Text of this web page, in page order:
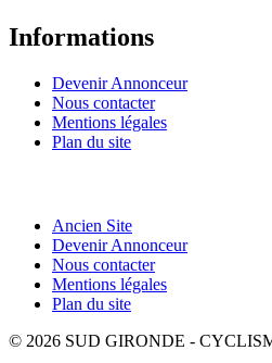
Informations
Devenir Annonceur
Nous contacter
Mentions légales
Plan du site
Ancien Site
Devenir Annonceur
Nous contacter
Mentions légales
Plan du site
© 2026 SUD GIRONDE -